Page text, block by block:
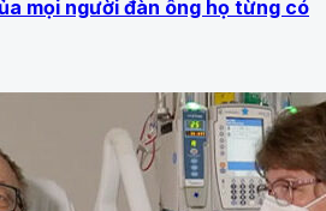
mọi người đàn ông họ từng có